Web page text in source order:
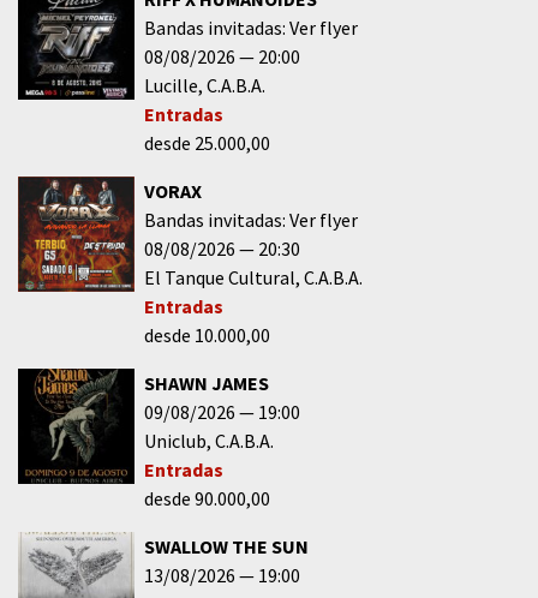
Bandas invitadas: Ver flyer
08/08/2026
20:00
Lucille C.A.B.A.
Entradas
desde 25.000,00
VORAX
Bandas invitadas: Ver flyer
08/08/2026
20:30
El Tanque Cultural C.A.B.A.
Entradas
desde 10.000,00
SHAWN JAMES
09/08/2026
19:00
Uniclub C.A.B.A.
Entradas
desde 90.000,00
SWALLOW THE SUN
13/08/2026
19:00